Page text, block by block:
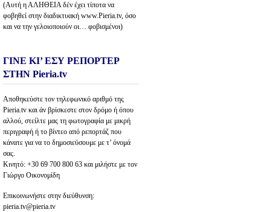
(Αυτή η ΑΛΗΘΕΙΑ δέν έχει τίποτα να
φοβηθεί στην διαδικτυακή www.Pieria.tv, όσο
και να την γελοιοποιούν οι… φοβισμένοι)
ΓΙΝΕ ΚΙ’ ΕΣΥ ΡΕΠΟΡΤΕΡ
ΣΤΗΝ Pieria.tv
Αποθηκεύστε τον τηλεφωνικό αριθμό της
Pieria.tv και άν βρίσκεστε στον δρόμο ή όπου
αλλού, στείλτε μας τη φωτογραφία με μικρή
περιγραφή ή το βίντεο από ρεπορτάζ που
κάνατε για να το δημοσιεύσουμε με τ’ όνομά
σας.
Κινητό: +30 69 700 800 63 και μιλήστε με τον
Γιώργο Οικονομίδη
Επικοινωνήστε στην διεύθυνση:
pieria.tv@pieria.tv